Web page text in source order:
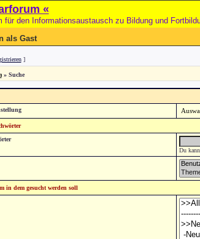
«
für den Informationsaustausch zu Bildung und
als Gast
]
» Suche
Du
in dem gesucht werden soll